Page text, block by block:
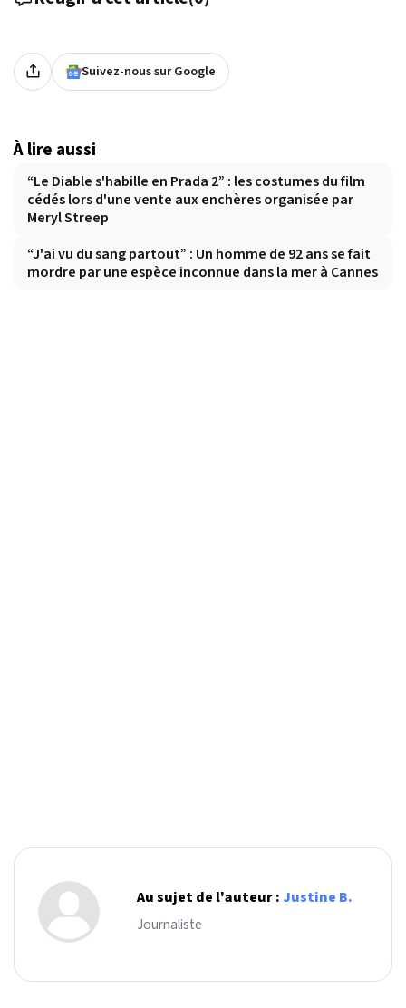
Suivez-nous sur Google
À lire aussi
“Le Diable s'habille en Prada 2” : les costumes du film
cédés lors d'une vente aux enchères organisée par
Meryl Streep
“J'ai vu du sang partout” : Un homme de 92 ans se fait
mordre par une espèce inconnue dans la mer à Cannes
Au sujet de l'auteur : Justine B.
Journaliste